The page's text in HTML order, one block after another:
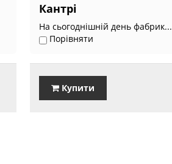
Кантрі
На сьогоднішній день фабрик...
Порівняти
Купити